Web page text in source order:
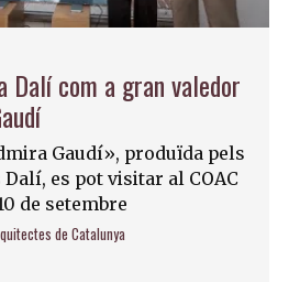
Dalí com a gran valedor
Gaudí», produïda pels
es pot visitar al COAC
de setembre
de Catalunya